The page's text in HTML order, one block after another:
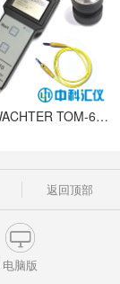
德国KLEINWACHTER TOM-610-TF重锤式电阻测试套件
返回顶部
电脑版